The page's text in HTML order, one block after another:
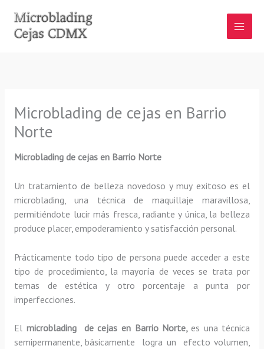
contenido
Microblading de cejas en Barrio
Norte
Microblading de cejas en Barrio Norte
Un tratamiento de belleza novedoso y muy exitoso es el
microblading, una técnica de maquillaje maravillosa,
permitiéndote lucir más fresca, radiante y única, la belleza
produce placer, empoderamiento y satisfacción personal.
Prácticamente todo tipo de persona puede acceder a este
tipo de procedimiento, la mayoría de veces se trata por
temas de estética y otro porcentaje a punta por
imperfecciones.
El microblading de cejas en Barrio Norte, es una técnica
semipermanente, básicamente
logra un efecto volumen,